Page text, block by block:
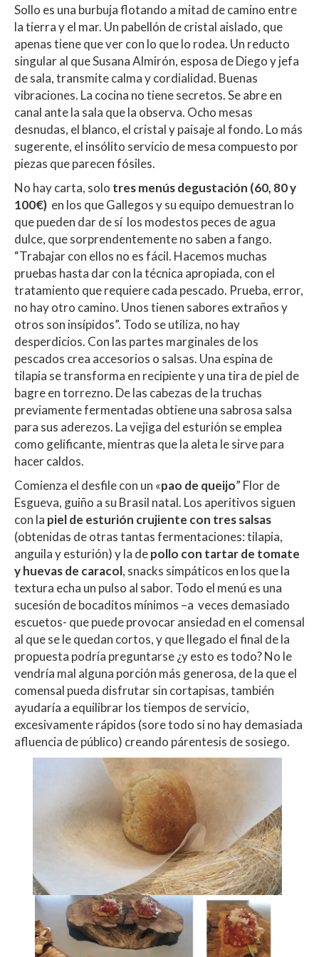
Sollo es una burbuja flotando a mitad de camino entre
la tierra y el mar. Un pabellón de cristal aislado, que
apenas tiene que ver con lo que lo rodea. Un reducto
singular al que Susana Almirón, esposa de Diego y jefa
de sala, transmite calma y cordialidad. Buenas
vibraciones. La cocina no tiene secretos. Se abre en
canal ante la sala que la observa. Ocho mesas
desnudas, el blanco, el cristal y paisaje al fondo. Lo más
sugerente, el insólito servicio de mesa compuesto por
piezas que parecen fósiles.
No hay carta, solo tres menús degustación (60, 80 y
100€) en los que Gallegos y su equipo demuestran lo
que pueden dar de sí los modestos peces de agua
dulce, que sorprendentemente no saben a fango.
“Trabajar con ellos no es fácil. Hacemos muchas
pruebas hasta dar con la técnica apropiada, con el
tratamiento que requiere cada pescado. Prueba, error,
no hay otro camino. Unos tienen sabores extraños y
otros son insípidos”. Todo se utiliza, no hay
desperdicios. Con las partes marginales de los
pescados crea accesorios o salsas. Una espina de
tilapia se transforma en recipiente y una tira de piel de
bagre en torrezno. De las cabezas de la truchas
previamente fermentadas obtiene una sabrosa salsa
para sus aderezos. La vejiga del esturión se emplea
como gelificante, mientras que la aleta le sirve para
hacer caldos.
Comienza el desfile con un «pao de queijo” Flor de
Esgueva, guiño a su Brasil natal. Los aperitivos siguen
con la piel de esturión crujiente con tres salsas
(obtenidas de otras tantas fermentaciones: tilapia,
anguila y esturión) y la depollo con tartar de tomate
y huevas de caracol, snacks simpáticos en los que la
textura echa un pulso al sabor. Todo el menú es una
sucesión de bocaditos mínimos –a veces demasiado
escuetos- que puede provocar ansiedad en el comensal
al que se le quedan cortos, y que llegado el final de la
propuesta podría preguntarse ¿y esto es todo? No le
vendría mal alguna porción más generosa, de la que el
comensal pueda disfrutar sin cortapisas, también
ayudaría a equilibrar los tiempos de servicio,
excesivamente rápidos (sore todo si no hay demasiada
afluencia de público) creando párentesis de sosiego.